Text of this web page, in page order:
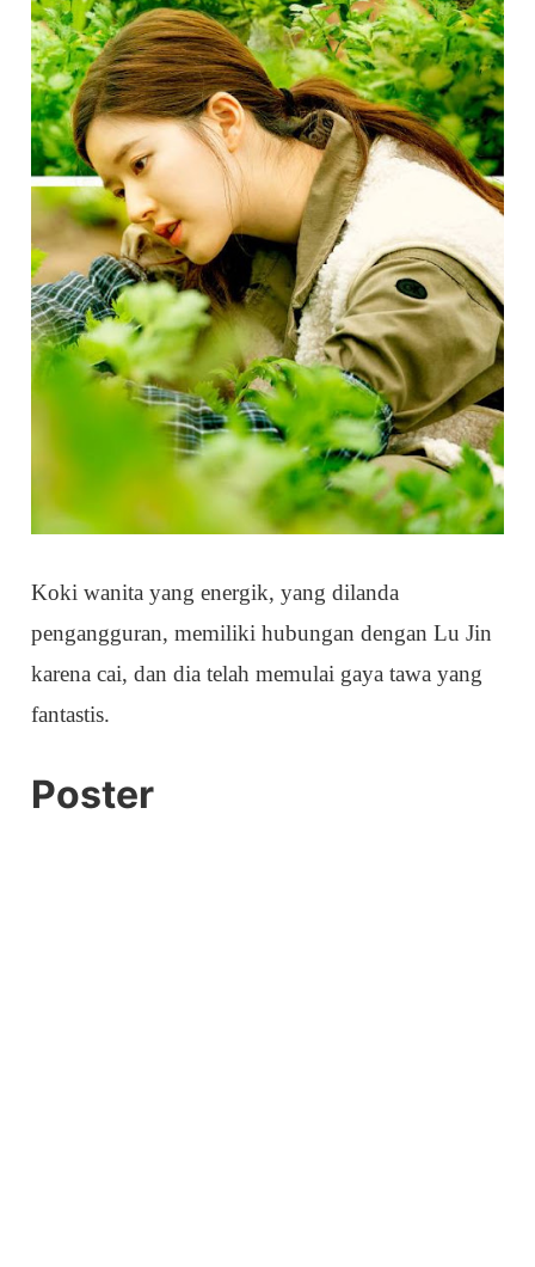
Koki wanita yang energik, yang dilanda
pengangguran, memiliki hubungan dengan Lu Jin
karena cai, dan dia telah memulai gaya tawa yang
fantastis.
Poster